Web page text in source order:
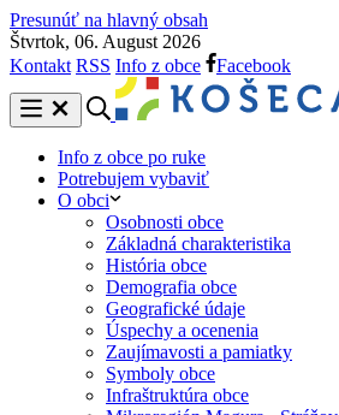
Presunúť na hlavný obsah
Štvrtok, 06. August 2026
Kontakt RSS Info z obce Facebook
Info z obce po ruke
Potrebujem vybaviť
O obci
Osobnosti obce
Základná charakteristika
História obce
Demografia obce
Geografické údaje
Úspechy a ocenenia
Zaujímavosti a pamiatky
Symboly obce
Infraštruktúra obce